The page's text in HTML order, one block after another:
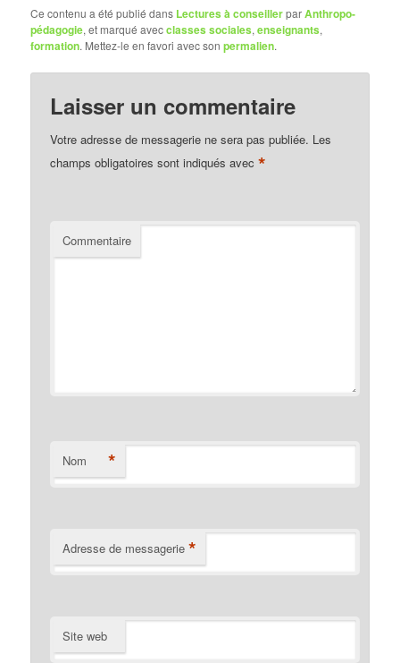
Ce contenu a été publié dans Lectures à conseillerparAnthropo-
pédagogie, et marqué avecclasses sociales,enseignants,
formation. Mettez-le en favori avec sonpermalien.
Laisser un commentaire
Votre adresse de messagerie ne sera pas publiée. Les
champs obligatoires sont indiqués avec*
Commentaire
Nom *
Adresse de messagerie *
Site web